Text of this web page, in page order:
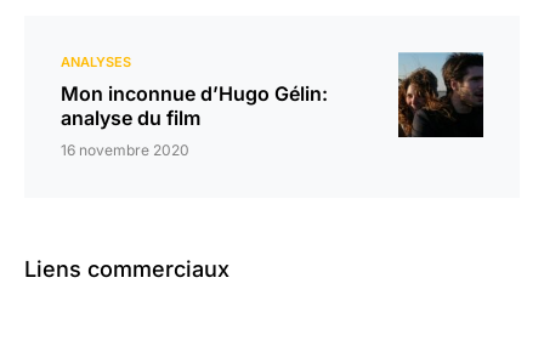
ANALYSES
Mon inconnue d’Hugo Gélin:
analyse du film
16 novembre 2020
Liens commerciaux